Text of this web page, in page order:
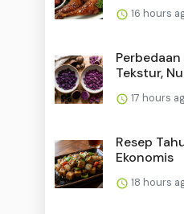
16 hours
Perbedaan
Tekstur,
17 hours
Resep
Ekonomis
18 hours